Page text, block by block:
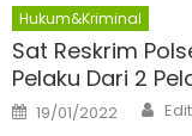
Hukum&Kriminal
Sat Reskrim
Pelaku Dari 2
Posted
on
19/01/2022